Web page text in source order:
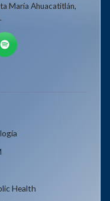
María Ahuacatitlán,
Health